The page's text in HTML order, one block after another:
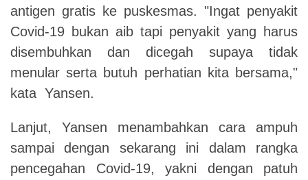
antigen gratis ke puskesmas. "Ingat penyakit
Covid-19 bukan aib tapi penyakit yang harus
disembuhkan dan dicegah supaya tidak
menular serta butuh perhatian kita bersama,"
kata Yansen.
Lanjut, Yansen menambahkan cara ampuh
sampai dengan sekarang ini dalam rangka
pencegahan Covid-19, yakni dengan patuh